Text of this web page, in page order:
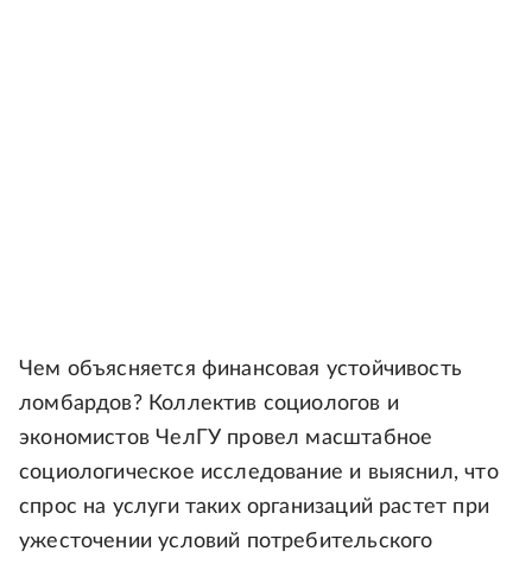
Чем объясняется финансовая устойчивость
ломбардов? Коллектив социологов и
экономистов ЧелГУ провел масштабное
социологическое исследование и выяснил, что
спрос на услуги таких организаций растет при
ужесточении условий потребительского